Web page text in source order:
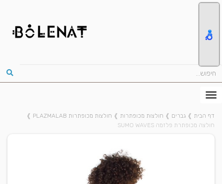
דף הבית ❱ גברים ❱ חולצות מכופתרות ❱ חולצות מכופתרות PLAZMALAB
❱
חולצה מכופתרת פלזמה SUMO WAVES